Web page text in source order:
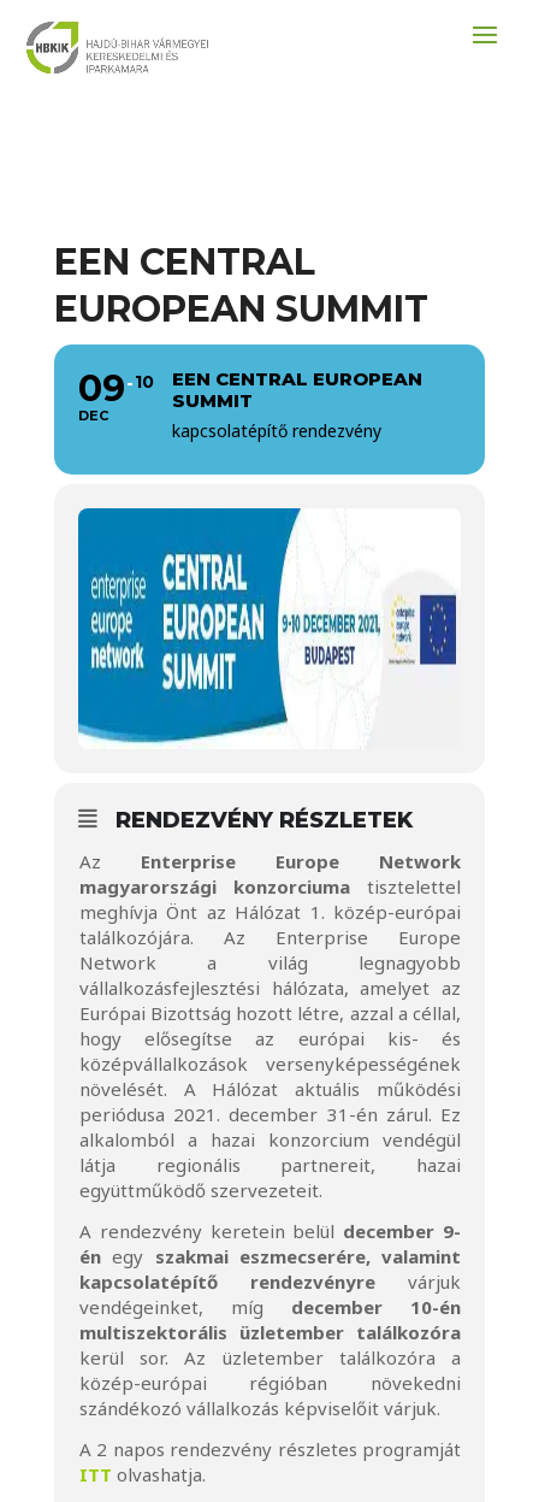
EEN CENTRAL
EUROPEAN SUMMIT
09
DEC
10
EEN CENTRAL EUROPEAN
SUMMIT
kapcsolatépítő rendezvény
RENDEZVÉNY RÉSZLETEK
Az Enterprise Europe Network
magyarországi konzorciuma tisztelettel
meghívja Önt az Hálózat 1. közép-európai
találkozójára. Az Enterprise Europe
Network a világ legnagyobb
vállalkozásfejlesztési hálózata, amelyet az
Európai Bizottság hozott létre, azzal a céllal,
hogy elősegítse az európai kis- és
középvállalkozások versenyképességének
növelését. A Hálózat aktuális működési
periódusa 2021. december 31-én zárul. Ez
alkalomból a hazai konzorcium vendégül
látja regionális partnereit, hazai
együttműködő szervezeteit.
A rendezvény keretein belül december 9-
énegy szakmai eszmecserére, valamint
kapcsolatépítő rendezvényre várjuk
vendégeinket, míg december 10-én
multiszektorális üzletember találkozóra
kerül sor. Az üzletember találkozóra a
közép-európai régióban növekedni
szándékozó vállalkozás képviselőit várjuk.
A 2 napos rendezvény részletes programját
ITT olvashatja.